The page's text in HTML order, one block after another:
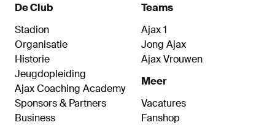
De Club
Stadion
Organisatie
Historie
Jeugdopleiding
Ajax Coaching Academy
Sponsors & Partners
Business
Teams
Ajax 1
Jong Ajax
Ajax Vrouwen
Meer
Vacatures
Fanshop